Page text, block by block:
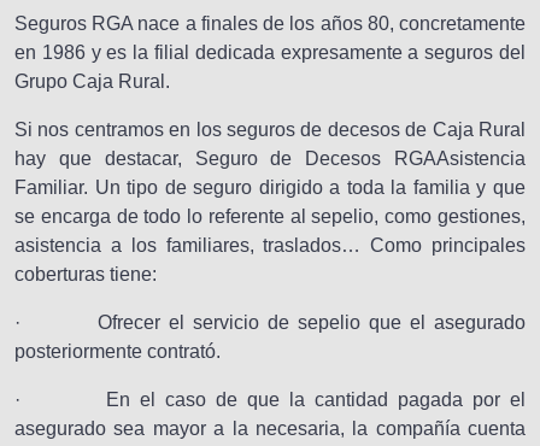
Seguros RGA nace a finales de los años 80, concretamente
en 1986 y es la filial dedicada expresamente a seguros del
Grupo Caja Rural.
Si nos centramos en los seguros de decesos de Caja Rural
hay que destacar, Seguro de Decesos RGAAsistencia
Familiar. Un tipo de seguro dirigido a toda la familia y que
se encarga de todo lo referente al sepelio, como gestiones,
asistencia a los familiares, traslados… Como principales
coberturas tiene:
· Ofrecer el servicio de sepelio que el asegurado
posteriormente contrató.
· En el caso de que la cantidad pagada por el
asegurado sea mayor a la necesaria, la compañía cuenta